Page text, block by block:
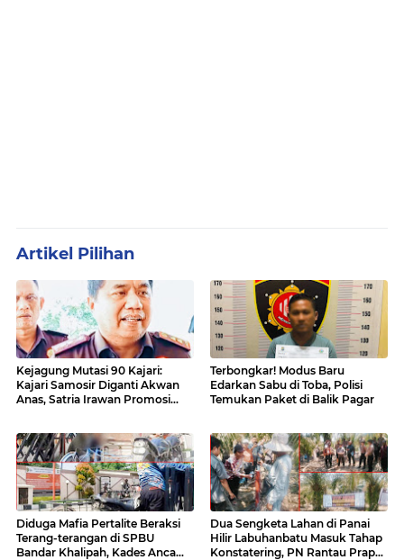
Artikel Pilihan
Kejagung Mutasi 90 Kajari:
Kajari Samosir Diganti Akwan
Anas, Satria Irawan Promosi
Terbongkar! Modus Baru
Edarkan Sabu di Toba, Polisi
Temukan Paket di Balik Pagar
Diduga Mafia Pertalite Beraksi
Terang-terangan di SPBU
Bandar Khalipah, Kades Ancam
Dua Sengketa Lahan di Panai
Hilir Labuhanbatu Masuk Tahap
Konstatering, PN Rantau Prapat